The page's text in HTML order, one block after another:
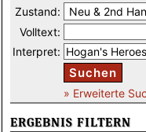
Zustand:
Volltext:
Interpret:
Suchen
» Erweiterte
ERGEBNIS FILTERN